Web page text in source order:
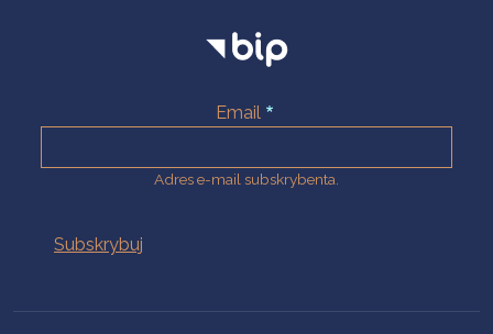
Email
Adres e-mail subskrybenta.